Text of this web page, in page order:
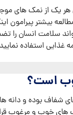
یک از نمک های
بیشتر پیرامون
سلامت انسان را
غذایی استفاده
است؟
شفاف بوده و دانه
های خوب و مرغوب